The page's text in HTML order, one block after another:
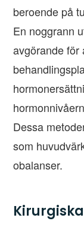
beroende på
En noggrann
avgörande för
Dessa
som
obalanser.